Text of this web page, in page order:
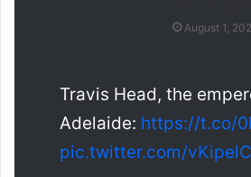
August 1,
Travis Head, the
Adelaide: https://t.co/
pic.twitter.com/